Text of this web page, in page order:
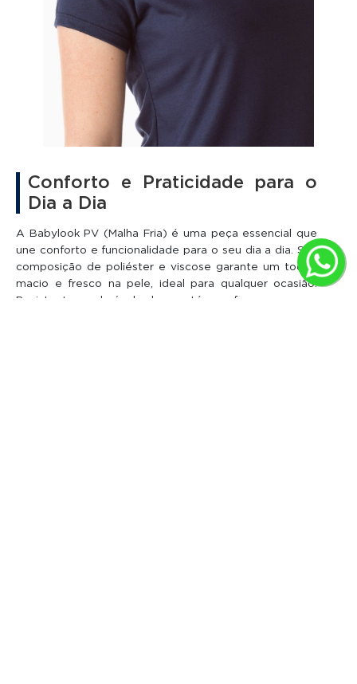
Conforto e Praticidade para o
Dia a Dia
A Babylook PV (Malha Fria) é uma peça essencial que
une conforto e funcionalidade para o seu dia a dia. Sua
composição de poliéster e viscose garante um toque
macio e fresco na pele, ideal para qualquer ocasião.
Resistente e durável, ela mantém a forma e a cor